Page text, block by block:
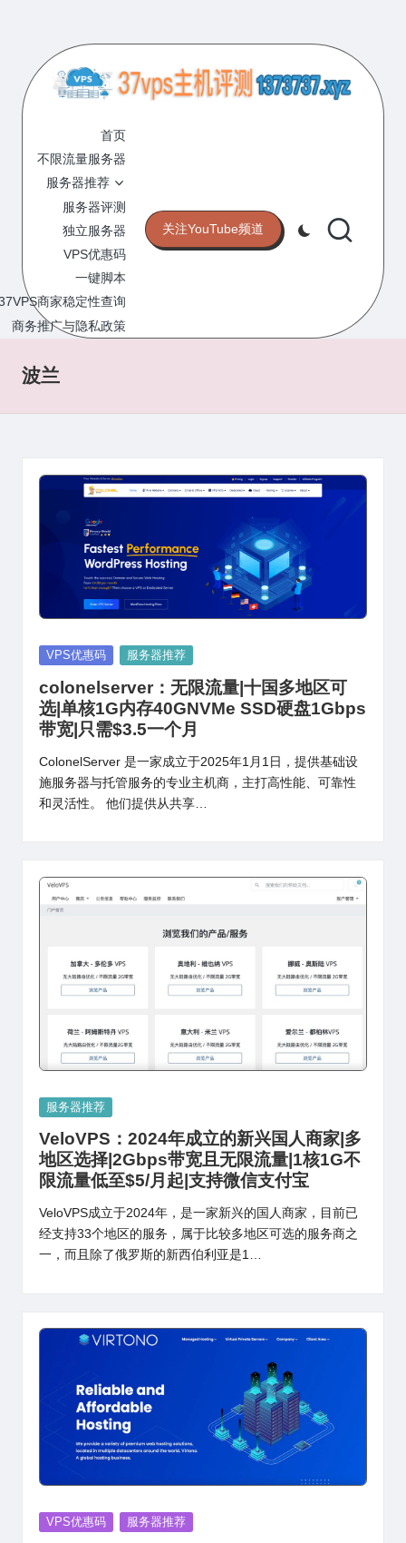
content
7
V
P
S
主
机
评
测
的
VPS
网
站
首页
不限流量服务器
服务器推荐
服务器评测
独立服务器
VPS优惠码
一键脚本
商家稳定性查询
商务推广与隐私政策
关注YouTube频道
波兰
Posted
VPS优惠码 服务器推荐
colonelserver：无限流量|十国多地区可
选|单核1G内存40GNVMe SSD硬盘1Gbps
带宽|只需$3.5一个月
ColonelServer 是一家成立于2025年1月1日，提供基础设
施服务器与托管服务的专业主机商，主打高性能、可靠性
和灵活性。 他们提供从共享…
Posted
服务器推荐
VeloVPS：2024年成立的新兴国人商家|多
地区选择|2Gbps带宽且无限流量|1核1G不
限流量低至$5/月起|支持微信支付宝
VeloVPS成立于2024年，是一家新兴的国人商家，目前已
经支持33个地区的服务，属于比较多地区可选的服务商之
一，而且除了俄罗斯的新西伯利亚是1…
Posted
VPS优惠码 服务器推荐